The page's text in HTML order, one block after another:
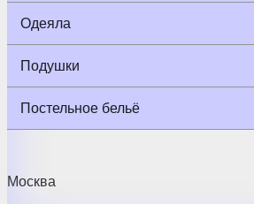
Одеяла
Подушки
Постельное бельё
Москва